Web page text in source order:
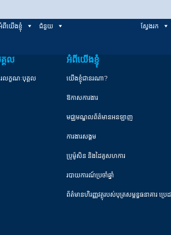
ពីយើងខ្ញុំ ជំនួយ ស្វែងរក
គល
លក្ខណៈបុគ្គល
អំពីយើងខ្ញុំ
យើងខ្ញុំជានរណា?
ឱកាសការងារ
មជ្ឈមណ្ឌលព័ត៌មានអនឡាញ
ការងារសង្គម
ប្រូម៉ូសិន និងដៃគូសហការ
របាយការណ៍ប្រចាំឆ្នាំ
ព័ត៌មានហិរញ្ញវត្ថុរបស់បុត្រសម្ពន្ធធនាគារ ប្រេដ